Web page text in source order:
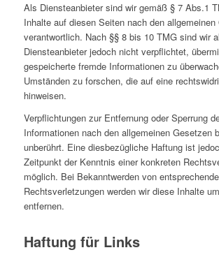
Als Diensteanbieter sind wir gemäß § 7 Abs.1
Inhalte auf diesen Seiten nach den allgemeinen
verantwortlich. Nach §§ 8 bis 10 TMG sind wir
Diensteanbieter jedoch nicht verpflichtet,
gespeicherte fremde Informationen zu
Umständen zu forschen, die auf eine
hinweisen.
Verpflichtungen zur Entfernung oder Sperrung
Informationen nach den allgemeinen Gesetzen
unberührt. Eine diesbezügliche Haftung ist
Zeitpunkt der Kenntnis einer konkreten
möglich. Bei Bekanntwerden von
Rechtsverletzungen werden wir diese Inhalte
entfernen.
Haftung für Links